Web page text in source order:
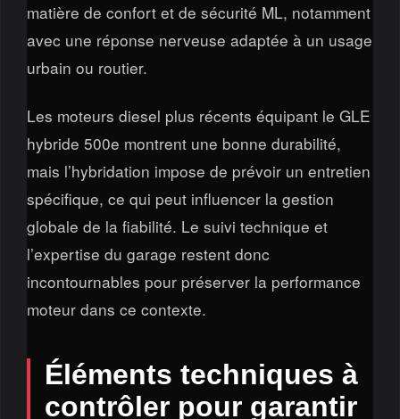
matière de confort et de sécurité ML, notamment
avec une réponse nerveuse adaptée à un usage
urbain ou routier.
Les moteurs diesel plus récents équipant le GLE
hybride 500e montrent une bonne durabilité,
mais l’hybridation impose de prévoir un entretien
spécifique, ce qui peut influencer la gestion
globale de la fiabilité. Le suivi technique et
l’expertise du garage restent donc
incontournables pour préserver la performance
moteur dans ce contexte.
Éléments techniques à
contrôler pour garantir